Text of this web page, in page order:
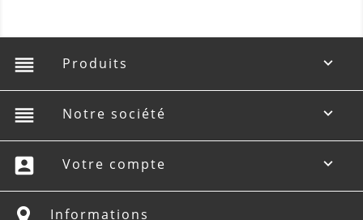
reorder Produits 
reorder Notre société 
account_box Votre compte 
Informations